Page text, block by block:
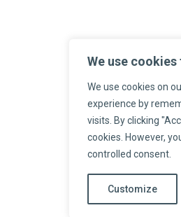
We use
We use cookies on
experience by
visits. By clicking
cookies. However,
controlled consent.
Customize